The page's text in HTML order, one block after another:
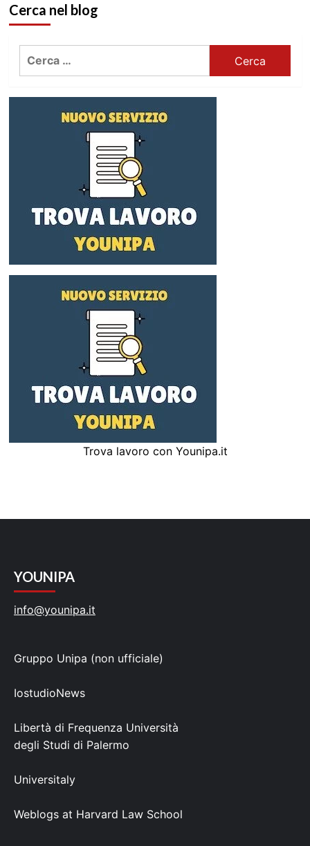
articoli
Cerca nel blog
Ricerca
Trova lavoro con Younipa.it
YOUNIPA
info@younipa.it
Gruppo Unipa (non ufficiale)
IostudioNews
Libertà di Frequenza Università
degli Studi di Palermo
Universitaly
Weblogs at Harvard Law School